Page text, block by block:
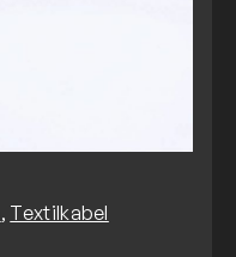
, Textilkabel